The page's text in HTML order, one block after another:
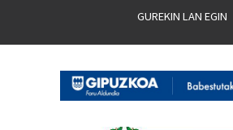
GUREKIN LAN EGIN